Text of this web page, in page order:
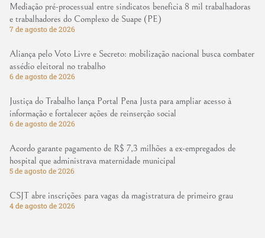
Mediação pré-processual entre sindicatos beneficia 8 mil trabalhadoras
e trabalhadores do Complexo de Suape (PE)
7 de agosto de 2026
Aliança pelo Voto Livre e Secreto: mobilização nacional busca combater
assédio eleitoral no trabalho
6 de agosto de 2026
Justiça do Trabalho lança Portal Pena Justa para ampliar acesso à
informação e fortalecer ações de reinserção social
6 de agosto de 2026
Acordo garante pagamento de R$ 7,3 milhões a ex-empregados de
hospital que administrava maternidade municipal
5 de agosto de 2026
CSJT abre inscrições para vagas da magistratura de primeiro grau
4 de agosto de 2026